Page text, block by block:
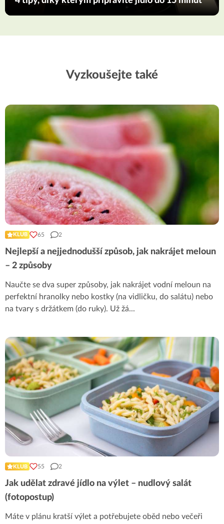
Vyzkoušejte také
KLUB 65 2
Nejlepší a nejjednodušší způsob, jak nakrájet meloun
– 2 způsoby
Naučte se dva super způsoby, jak nakrájet vodní meloun na
perfektní hranolky nebo kostky (na vidličku, do salátu) nebo
na tvary s držátkem (do ruky). Už žá...
KLUB 55 2
Jak udělat zdravé jídlo na výlet – nudlový salát
(fotopostup)
Máte v plánu kratší výlet a potřebujete oběd nebo večeři